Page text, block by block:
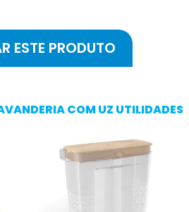
1 até 5 estrelas
COM UZ UTILIDADES